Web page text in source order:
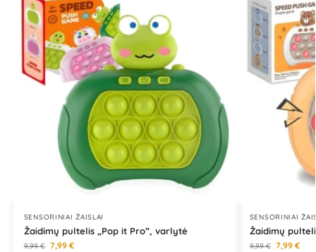
SENSORINIAI ŽAISLAI
Žaidimų pultelis „Pop it Pro”, varlytė
9,99€ 7,99 €
SENSORINIAI
Žaidimų
9,99€ 7,99 €